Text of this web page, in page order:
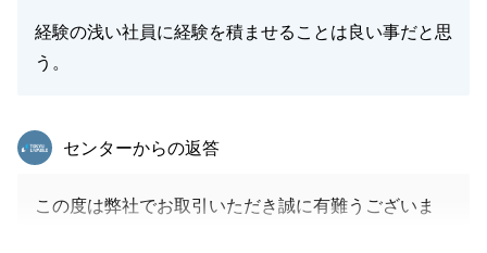
経験の浅い社員に経験を積ませることは良い事だと思
う。
東急リバブル
センターからの返答
この度は弊社でお取引いただき誠に有難うございま